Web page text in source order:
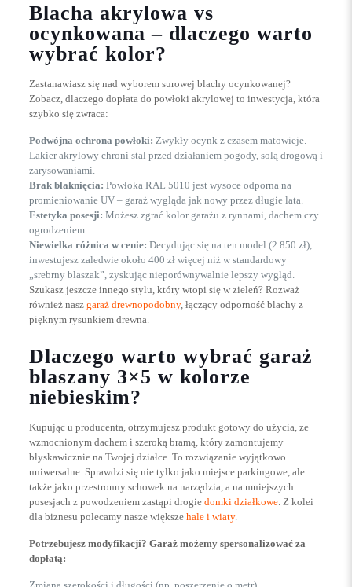
Blacha akrylowa vs
ocynkowana – dlaczego warto
wybrać kolor?
Zastanawiasz się nad wyborem surowej blachy ocynkowanej?
Zobacz, dlaczego dopłata do powłoki akrylowej to inwestycja, która
szybko się zwraca:
Podwójna ochrona powłoki: Zwykły ocynk z czasem matowieje.
Lakier akrylowy chroni stal przed działaniem pogody, solą drogową i
zarysowaniami.
Brak blaknięcia: Powłoka RAL 5010 jest wysoce odporna na
promieniowanie UV – garaż wygląda jak nowy przez długie lata.
Estetyka posesji: Możesz zgrać kolor garażu z rynnami, dachem czy
ogrodzeniem.
Niewielka różnica w cenie: Decydując się na ten model (2 850 zł),
inwestujesz zaledwie około 400 zł więcej niż w standardowy
„srebrny blaszak”, zyskując nieporównywalnie lepszy wygląd.
Szukasz jeszcze innego stylu, który wtopi się w zieleń? Rozważ
również nasz garaż drewnopodobny, łączący odporność blachy z
pięknym rysunkiem drewna.
Dlaczego warto wybrać garaż
blaszany 3×5 w kolorze
niebieskim?
Kupując u producenta, otrzymujesz produkt gotowy do użycia, ze
wzmocnionym dachem i szeroką bramą, który zamontujemy
błyskawicznie na Twojej działce. To rozwiązanie wyjątkowo
uniwersalne. Sprawdzi się nie tylko jako miejsce parkingowe, ale
także jako przestronny schowek na narzędzia, a na mniejszych
posesjach z powodzeniem zastąpi drogie domki działkowe. Z kolei
dla biznesu polecamy nasze większe hale i wiaty.
Potrzebujesz modyfikacji? Garaż możemy spersonalizować za
dopłatą: